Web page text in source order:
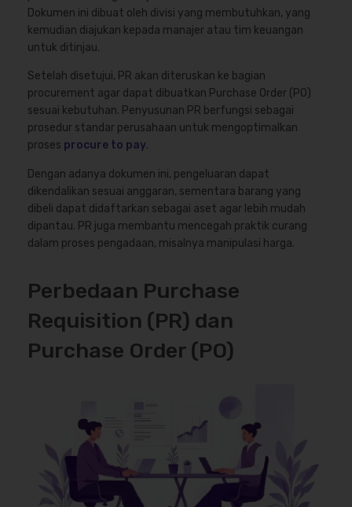
Dokumen ini dibuat oleh divisi yang membutuhkan, yang
kemudian diajukan kepada manajer atau tim keuangan
untuk ditinjau.
Setelah disetujui, PR akan diteruskan ke bagian
procurement agar dapat dibuatkan Purchase Order (PO)
sesuai kebutuhan. Penyusunan PR berfungsi sebagai
prosedur standar perusahaan untuk mengoptimalkan
proses procure to pay.
Dengan adanya dokumen ini, pengeluaran dapat
dikendalikan sesuai anggaran, sementara barang yang
dibeli dapat didaftarkan sebagai aset agar lebih mudah
dipantau. PR juga membantu mencegah praktik curang
dalam proses pengadaan, misalnya manipulasi harga.
Perbedaan Purchase
Requisition (PR) dan
Purchase Order (PO)